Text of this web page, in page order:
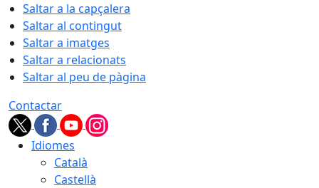
Saltar a la capçalera
Saltar al contingut
Saltar a imatges
Saltar a relacionats
Saltar al peu de pàgina
Contactar
Idiomes
Català
Castellà